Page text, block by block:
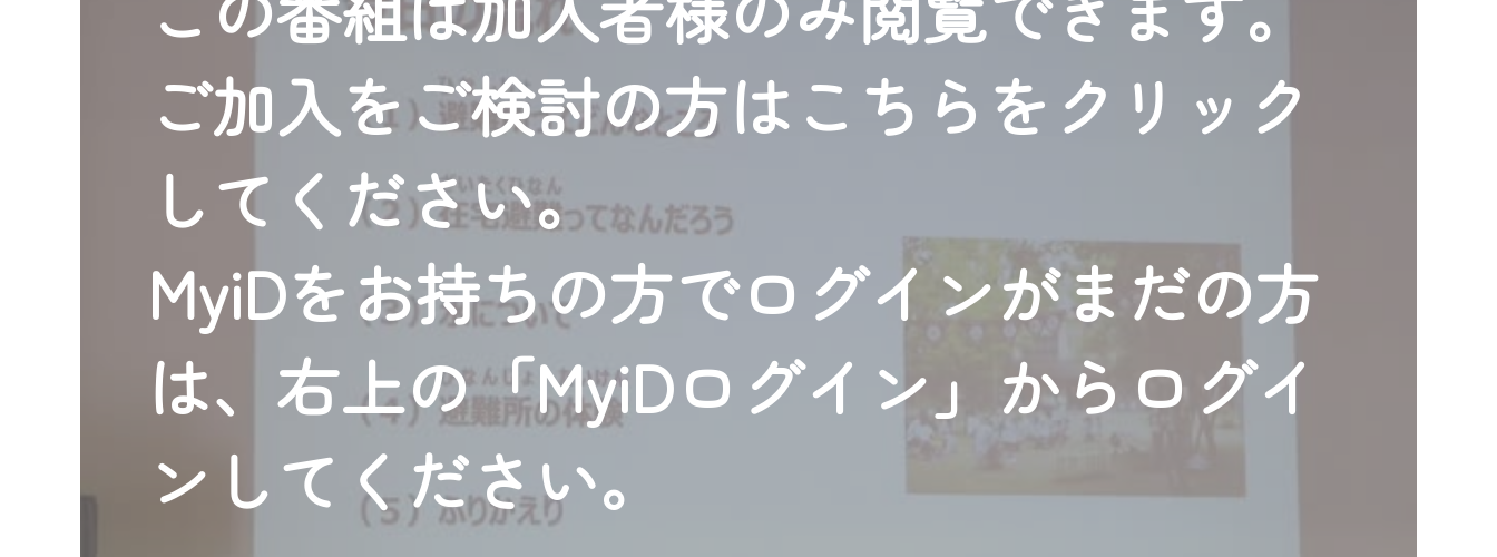
ご加入をご検討の方はこちらをクリック
してください。
MyiDをお持ちの方でログインがまだの方
は、右上の「MyiDログイン」からログイ
ンしてください。
動画配信サービス『CCNet Web TV』は2024年9月24日からリニューアルします！
【変更点】
◆デザイン変更により、お住まいの地域の動画コンテンツが一目瞭然。
◆当社アプリやＰＣブラウザから、いつでも・どこでも・外出先でも！
【ご注意】
2024年9月24日からはご加入者様へのサービス向上のため、
『CCNet Web TV』を利用いただくには、一部コンテンツを除き、
CCNetサービスへの加入と『CCNetマイページ※』へのログインが必要となります。
何卒、ご理解ご了承の程よろしくお願いいたします。
※マイページへのログインには、MyIDが必要となります。
※MyIDとは、CCNet Web TVを含むCCNetの各種サービスをご利用頂くためのIDです。
IDはお客様が使っているメールアドレスで設定できます。
（GmailやYahooなどのフリーメールアドレスでも作成可能です）
※マイページへのログイン・MyIDの新規登録はこちら
※CCNetアプリをご利用中の方は引き続きご視聴いただけます。